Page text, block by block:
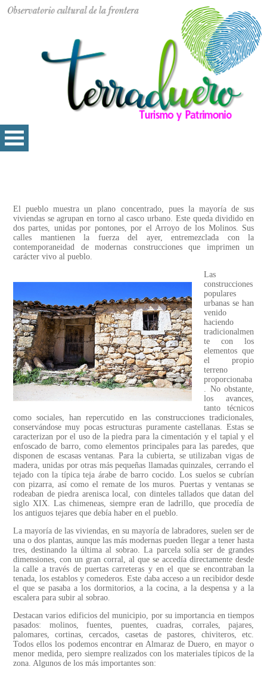
El pueblo muestra un plano concentrado, pues la mayoría de sus
viviendas se agrupan en torno al casco urbano. Este queda dividido en
dos partes, unidas por pontones, por el Arroyo de los Molinos. Sus
calles mantienen la fuerza del ayer, entremezclada con la
contemporaneidad de modernas construcciones que imprimen un
carácter vivo al pueblo.
Las
construcciones
populares
urbanas se han
venido
haciendo
tradicionalmen
te con los
elementos que
el propio
terreno
proporcionaba
. No obstante,
los avances,
tanto técnicos
como sociales, han repercutido en las construcciones tradicionales,
conservándose muy pocas estructuras puramente castellanas. Estas se
caracterizan por el uso de la piedra para la cimentación y el tapial y el
enfoscado de barro, como elementos principales para las paredes, que
disponen de escasas ventanas. Para la cubierta, se utilizaban vigas de
madera, unidas por otras más pequeñas llamadas quinzales, cerrando el
tejado con la típica teja árabe de barro cocido. Los suelos se cubrían
con pizarra, así como el remate de los muros. Puertas y ventanas se
rodeaban de piedra arenisca local, con dinteles tallados que datan del
siglo XIX. Las chimeneas, siempre eran de ladrillo, que procedía de
los antiguos tejares que debía haber en el pueblo.
La mayoría de las viviendas, en su mayoría de labradores, suelen ser de
una o dos plantas, aunque las más modernas pueden llegar a tener hasta
tres, destinando la última al sobrao. La parcela solía ser de grandes
dimensiones, con un gran corral, al que se accedía directamente desde
la calle a través de puertas carreteras y en el que se encontraban la
tenada, los establos y comederos. Este daba acceso a un recibidor desde
el que se pasaba a los dormitorios, a la cocina, a la despensa y a la
escalera para subir al sobrao.
Destacan varios edificios del municipio, por su importancia en tiempos
pasados: molinos, fuentes, puentes, cuadras, corrales, pajares,
palomares, cortinas, cercados, casetas de pastores, chiviteros, etc.
Todos ellos los podemos encontrar en Almaraz de Duero, en mayor o
menor medida, pero siempre realizados con los materiales típicos de la
zona. Algunos de los más importantes son: